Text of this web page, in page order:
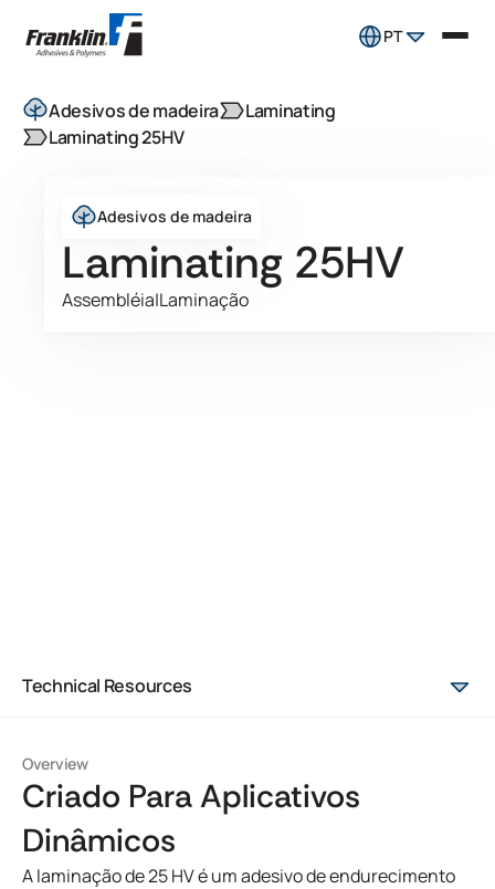
PT
Adesivos de madeira
Laminating
Laminating 25HV
Adesivos de madeira
Laminating 25HV
Assembléia|Laminação
Technical Resources
Overview
Criado Para Aplicativos
Dinâmicos
A laminação de 25 HV é um adesivo de endurecimento